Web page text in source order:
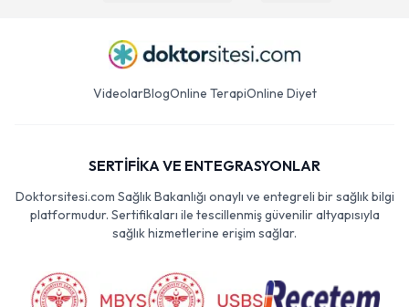
VideolarBlogOnline TerapiOnline Diyet
SERTİFİKA VE ENTEGRASYONLAR
Doktorsitesi.com Sağlık Bakanlığı onaylı ve entegreli bir sağlık bilgi
platformudur. Sertifikaları ile tescillenmiş güvenilir altyapısıyla
sağlık hizmetlerine erişim sağlar.